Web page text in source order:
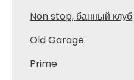
Non stop, банный клуб
Old Garage
Prime